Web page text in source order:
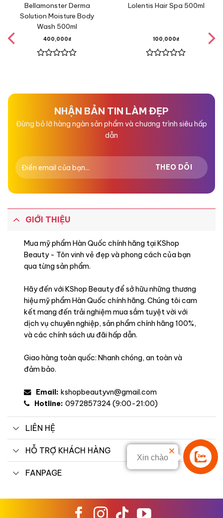
Bellamonster Derma
Solution Moisture Body
Wash 500ml
400,000₫
5
Lolentis Hair Spa 500ml
100,000₫
5
Liên hệ
Xin chào
NHẬN BẢN TIN LÀM ĐẸP
Đừng bỏ lỡ hàng ngàn sản phẩm và chương trình siêu hấp
dẫn
GIỚI THIỆU
Mua mỹ phẩm Hàn Quốc chính hãng tại KShop
Beauty - Tôn vinh vẻ đẹp và phong cách của bạn
qua từng sản phẩm.
Hãy đến với KShop Beauty để sở hữu những thương
hiệu mỹ phẩm Hàn Quốc chính hãng. Chúng tôi cam
kết mang đến trải nghiệm mua sắm tuyệt vời với
dịch vụ chuyên nghiệp, sản phẩm chính hãng 100%,
và các chính sách ưu đãi hấp dẫn.
Giao hàng toàn quốc: Nhanh chóng, an toàn và
đảm bảo.
Email: kshopbeautyvn@gmail.com
Hotline: 0972857324 (9:00-21:00)
LIÊN HỆ
HỖ TRỢ KHÁCH HÀNG
FANPAGE